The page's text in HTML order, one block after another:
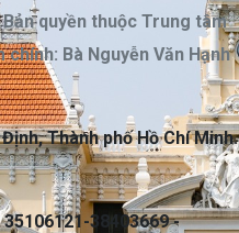
quyền thuộc Trung tâm
Bà Nguyễn Văn Hạnh
Thành phố Hồ Chí Minh.
38403669 -